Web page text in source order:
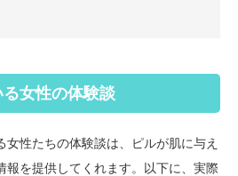
女性の体験談
性たちの体験談は、ピルが肌に与え
報を提供してくれます。以下に、実際